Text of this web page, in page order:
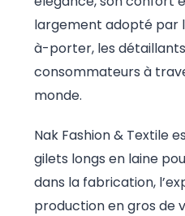
largement adopté par
à-porter, les
consommateurs à
monde.
Nak Fashion & Textile
gilets longs en laine
dans la fabrication,
production en gros de